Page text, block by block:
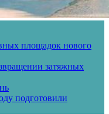
площадок нового
затяжных
подготовили